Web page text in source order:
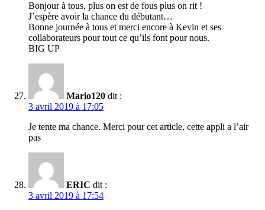
Bonjour à tous, plus on est de fous plus on rit !
J’espère avoir la chance du débutant…
Bonne journée à tous et merci encore à Kevin et ses
collaborateurs pour tout ce qu’ils font pour nous.
BIG UP
Mario120 dit :
3 avril 2019 à 17:05
Je tente ma chance. Merci pour cet article, cette appli a l’air
pas
ERIC dit :
3 avril 2019 à 17:54